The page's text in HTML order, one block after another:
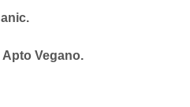
Apto Vegano.